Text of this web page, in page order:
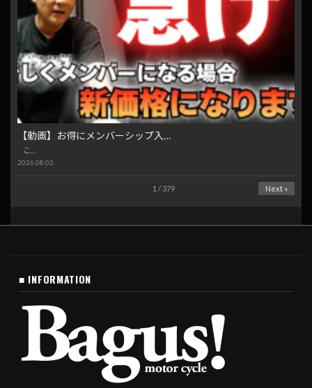
【動画】お得にメンバーシップ入…
こ…
2026.08.02
1 / 379 Next »
■ INFORMATION